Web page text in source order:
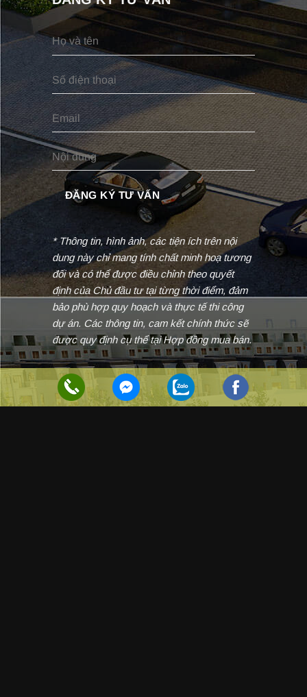
* Thông tin, hình ảnh, các tiện ích trên nội
dung này chỉ mang tính chất minh hoạ tương
đối và có thể được điều chỉnh theo quyết
định của Chủ đầu tư tại từng thời điểm, đảm
bảo phù hợp quy hoạch và thực tế thi công
dự án. Các thông tin, cam kết chính thức sẽ
được quy định cụ thể tại Hợp đồng mua bán.